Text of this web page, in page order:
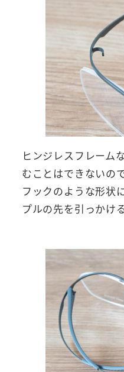
ヒンジレスフレーム
むことはできないの
フックのような形状
プルの先を引っかけ